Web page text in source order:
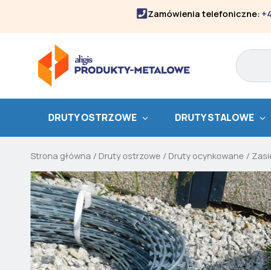
Zamówienia telefoniczne:
Search
DRUTY OSTRZOWE DRUTY STALOWE
Strona główna / Druty ostrzowe / Druty ocynkowane /